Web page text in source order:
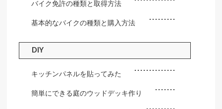
バイク免許の種類と取得方法
基本的なバイクの種類と購入方法
DIY
キッチンパネルを貼ってみた
簡単にできる庭のウッドデッキ作り